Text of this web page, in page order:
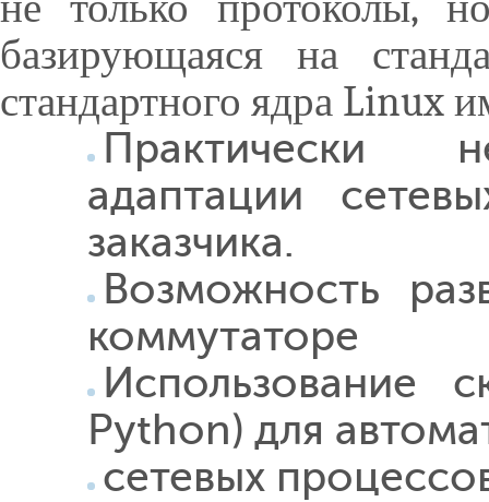
базирующаяся на
стандартного ядра Linux
Практически
адаптации
заказчика.
Возможность
коммутаторе
Использование
Python) для
сетевых